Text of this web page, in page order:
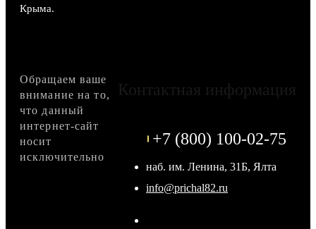
Крыма.
Контактная информация
+7 (800) 100-02-75
наб. им. Ленина, 31Б, Ялта
info@prichal82.ru
Обращаем ваше
внимание на то,
что данный
интернет-сайт
носит
исключительно